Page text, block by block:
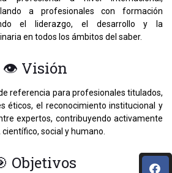
a profesionales con formación
el liderazgo, el desarrollo y la
en todos los ámbitos del saber.
👁 Visión
referencia para profesionales titulados,
éticos, el reconocimiento institucional y
expertos, contribuyendo activamente
social y humano.
Objetivos